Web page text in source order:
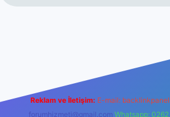
Reklam ve İletişim: E-mail:
forumhizmeti@gmail.com Whatsapp: